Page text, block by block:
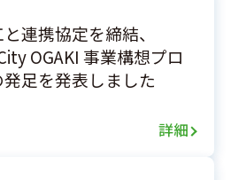
連携協定を締結、
OGAKI 事業構想プロ
足を発表しました
詳細